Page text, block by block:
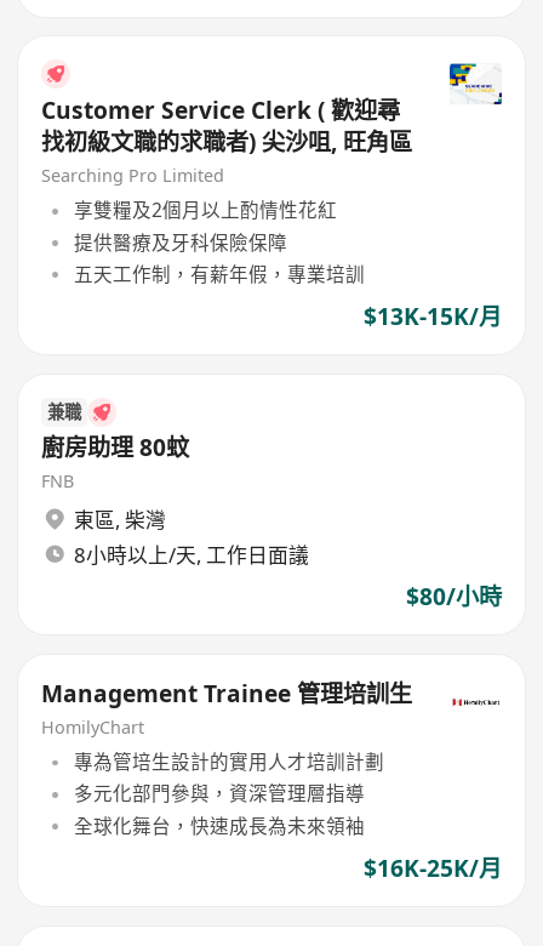
Customer Service Clerk ( 歡迎尋
找初級文職的求職者) 尖沙咀, 旺角區
Searching Pro Limited
享雙糧及2個月以上酌情性花紅
提供醫療及牙科保險保障
五天工作制，有薪年假，專業培訓
$13K-15K/月
兼職
廚房助理 80蚊
FNB
東區, 柴灣
8小時以上/天, 工作日面議
$80/小時
Management Trainee 管理培訓生
HomilyChart
專為管培生設計的實用人才培訓計劃
多元化部門參與，資深管理層指導
全球化舞台，快速成長為未來領袖
$16K-25K/月